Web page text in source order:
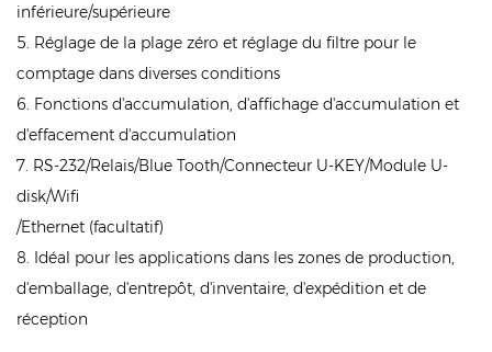
inférieure/supérieure
5. Réglage de la plage zéro et réglage du filtre pour le
comptage dans diverses conditions
6. Fonctions d'accumulation, d'affichage d'accumulation et
d'effacement d'accumulation
7. RS-232/Relais/Blue Tooth/Connecteur U-KEY/Module U-
disk/Wifi
/Ethernet (facultatif)
8. Idéal pour les applications dans les zones de production,
d'emballage, d'entrepôt, d'inventaire, d'expédition et de
réception